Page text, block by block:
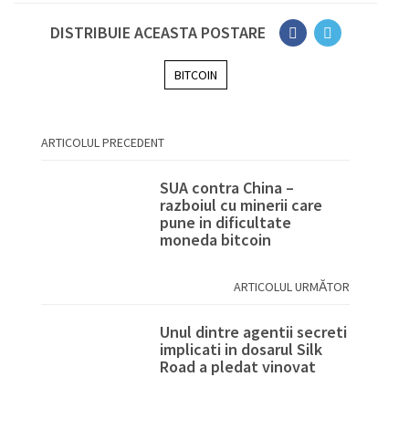
DISTRIBUIE ACEASTA POSTARE
BITCOIN
ARTICOLUL PRECEDENT
SUA contra China –
razboiul cu minerii care
pune in dificultate
moneda bitcoin
ARTICOLUL URMĂTOR
Unul dintre agentii secreti
implicati in dosarul Silk
Road a pledat vinovat